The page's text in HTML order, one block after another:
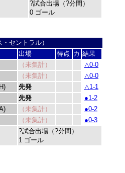
?試合出場（?分間）
0 ゴール
セントラル）
出場 得点 カ 結果
（未集計）
△0-0
（未集計）
△0-0
先発
△1-1
先発
●1-2
（未集計）
●0-2
（未集計） ●0-3
?試合出場（?分間）
1 ゴール